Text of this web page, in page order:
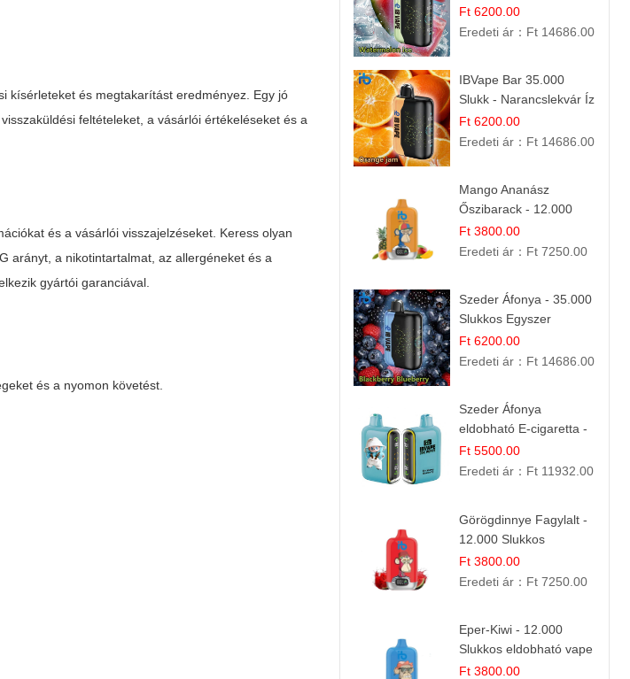
kísérleteket és megtakarítást eredményez. Egy jó
feltételeket, a vásárlói értékeléseket és a
és a vásárlói visszajelzéseket. Keress olyan
arányt, a nikotintartalmat, az allergéneket és a
gyártói garanciával.
és a nyomon követést.
eldobható vape |
IBVape Bar Frissítő
Ft 6200.00
Eredeti ár： Ft 14686.00
IBVape Bar 35.000
Slukk - Narancslekvár Íz
| Prémium E-cigaretta
Ft 6200.00
Eredeti ár： Ft 14686.00
Mango Ananász
Őszibarack - 12.000
Slukkos eldobható e-
Cigaretta
Ft 3800.00
Eredeti ár： Ft 7250.00
Szeder Áfonya - 35.000
Slukkos Egyszer
Használatos E-cigaretta
| Prémium Ízélmény
Ft 6200.00
Eredeti ár： Ft 14686.00
Szeder Áfonya
eldobható E-cigaretta -
25.000 Slukk | Prémium
Gyümölcs Íz
Ft 5500.00
Eredeti ár： Ft 11932.00
Görögdinnye Fagylalt -
12.000 Slukkos
eldobható e-Cigaretta
Ft 3800.00
Eredeti ár： Ft 7250.00
Eper-Kiwi - 12.000
Slukkos eldobható vape
| Friss Gyümölcs
Ft 3800.00